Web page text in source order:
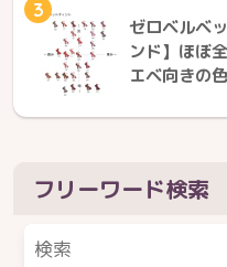
3
ゼロベルベ
ンド】ほぼ
エベ向きの
フリーワード検索